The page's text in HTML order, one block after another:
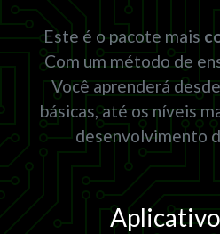
Este é o pacote mais
Com um método de
Você aprenderá
básicas, até os níveis
desenvolvimento